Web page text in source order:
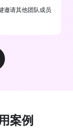
邀请其他团队成员
案例